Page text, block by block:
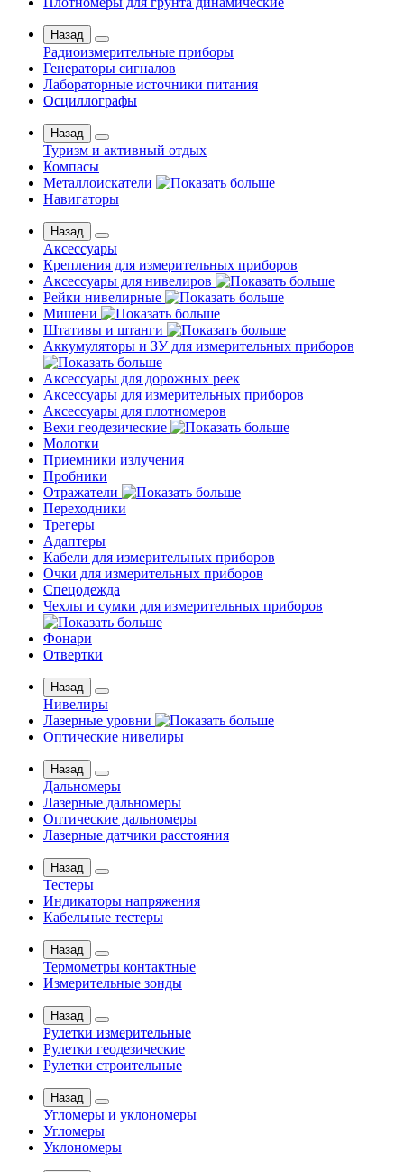
Назад
Радиоизмерительные приборы
Генераторы сигналов
Лабораторные источники питания
Осциллографы
Назад
Туризм и активный отдых
Компасы
Металлоискатели
Навигаторы
Назад
Аксессуары
Крепления для измерительных приборов
Аксессуары для нивелиров
Рейки нивелирные
Мишени
Штативы и штанги
Аккумуляторы и ЗУ для измерительных приборов
Аксессуары для дорожных реек
Аксессуары для измерительных приборов
Аксессуары для плотномеров
Вехи геодезические
Молотки
Приемники излучения
Пробники
Отражатели
Переходники
Трегеры
Адаптеры
Кабели для измерительных приборов
Очки для измерительных приборов
Спецодежда
Чехлы и сумки для измерительных приборов
Фонари
Отвертки
Назад
Нивелиры
Лазерные уровни
Оптические нивелиры
Назад
Дальномеры
Лазерные дальномеры
Оптические дальномеры
Лазерные датчики расстояния
Назад
Тестеры
Индикаторы напряжения
Кабельные тестеры
Назад
Термометры контактные
Измерительные зонды
Назад
Рулетки измерительные
Рулетки геодезические
Рулетки строительные
Назад
Угломеры и уклономеры
Угломеры
Уклономеры